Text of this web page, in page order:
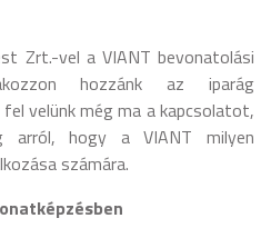
Zrt.-vel a VIANT bevonatolási
hozzánk az iparág
velünk még ma a kapcsolatot,
hogy a VIANT milyen
számára.